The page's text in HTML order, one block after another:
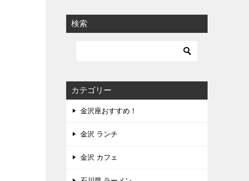
検索
カテゴリー
金沢座おすすめ！
金沢 ランチ
金沢 カフェ